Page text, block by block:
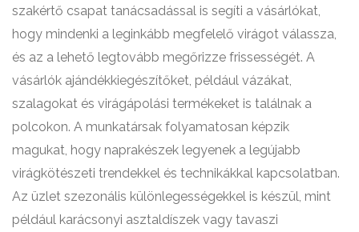
szakértő csapat tanácsadással is segíti a vásárlókat,
hogy mindenki a leginkább megfelelő virágot válassza,
és az a lehető legtovább megőrizze frissességét. A
vásárlók ajándékkiegészítőket, például vázákat,
szalagokat és virágápolási termékeket is találnak a
polcokon. A munkatársak folyamatosan képzik
magukat, hogy naprakészek legyenek a legújabb
virágkötészeti trendekkel és technikákkal kapcsolatban.
Az üzlet szezonális különlegességekkel is készül, mint
például karácsonyi asztaldíszek vagy tavaszi